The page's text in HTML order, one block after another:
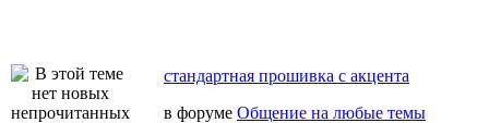
стандартная прошивка с акцента
в форуме Общение на любые темы